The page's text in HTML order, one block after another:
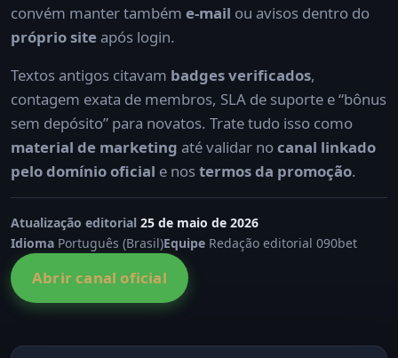
convém manter também e-mail ou avisos dentro do
próprio siteapós login.
Textos antigos citavam badges verificados,
contagem exata de membros, SLA de suporte e “bônus
sem depósito” para novatos. Trate tudo isso como
material de marketing até validar nocanal linkado
pelo domínio oficial e nostermos da promoção.
Atualização editorial 25 de maio de 2026
Idioma Português (Brasil)Equipe Redação editorial 090bet
Abrir canal oficial